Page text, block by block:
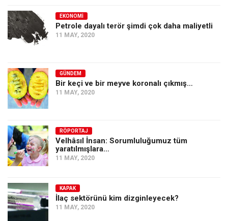
EKONOMI
Petrole dayalı terör şimdi çok daha maliyetli
11 MAY, 2020
GÜNDEM
Bir keçi ve bir meyve koronalı çıkmış…
11 MAY, 2020
RÖPORTAJ
Velhâsıl İnsan: Sorumluluğumuz tüm
yaratılmışlara…
11 MAY, 2020
KAPAK
İlaç sektörünü kim dizginleyecek?
11 MAY, 2020